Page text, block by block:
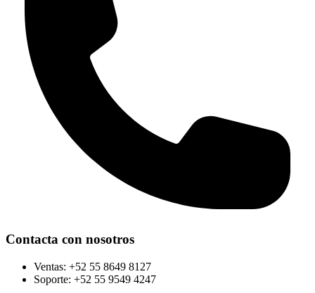
Contacta con nosotros
Ventas: +52 55 8649 8127
Soporte: +52 55 9549 4247